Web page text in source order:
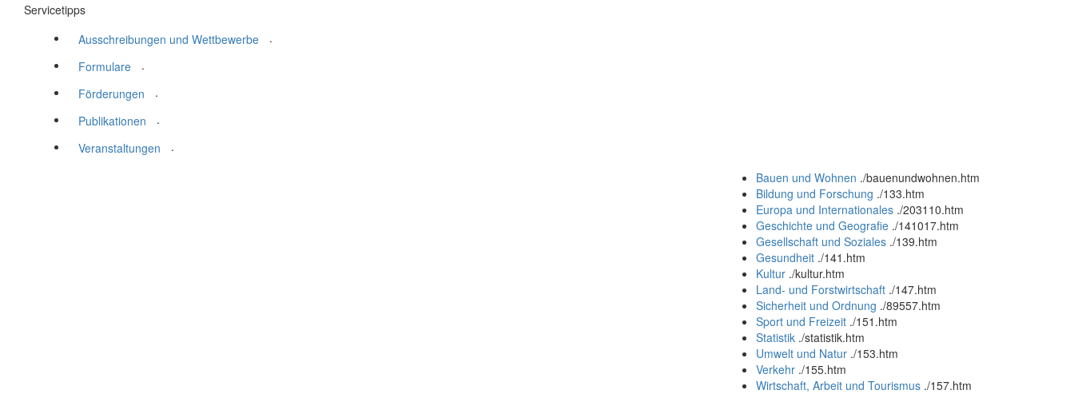
Servicetipps
Ausschreibungen und Wettbewerbe
.
Formulare
.
Förderungen
.
Publikationen
.
Veranstaltungen
.
Bauen und Wohnen ./bauenundwohnen.htm
Bildung und Forschung ./133.htm
Europa und Internationales ./203110.htm
Geschichte und Geografie ./141017.htm
Gesellschaft und Soziales ./139.htm
Gesundheit ./141.htm
Kultur ./kultur.htm
Land- und Forstwirtschaft ./147.htm
Sicherheit und Ordnung ./89557.htm
Sport und Freizeit ./151.htm
Statistik ./statistik.htm
Umwelt und Natur ./153.htm
Verkehr ./155.htm
Wirtschaft, Arbeit und Tourismus ./157.htm